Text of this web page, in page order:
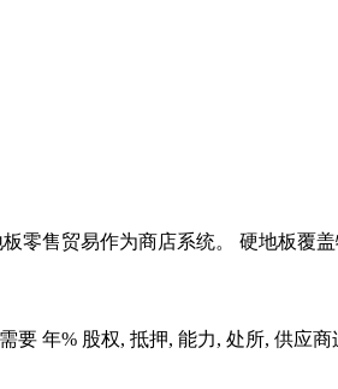
零售贸易作为商店系统。 硬地板覆
年% 股权, 抵押, 能力, 处所, 供应